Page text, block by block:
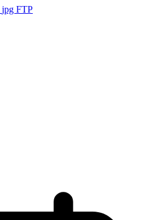
jpg FTP